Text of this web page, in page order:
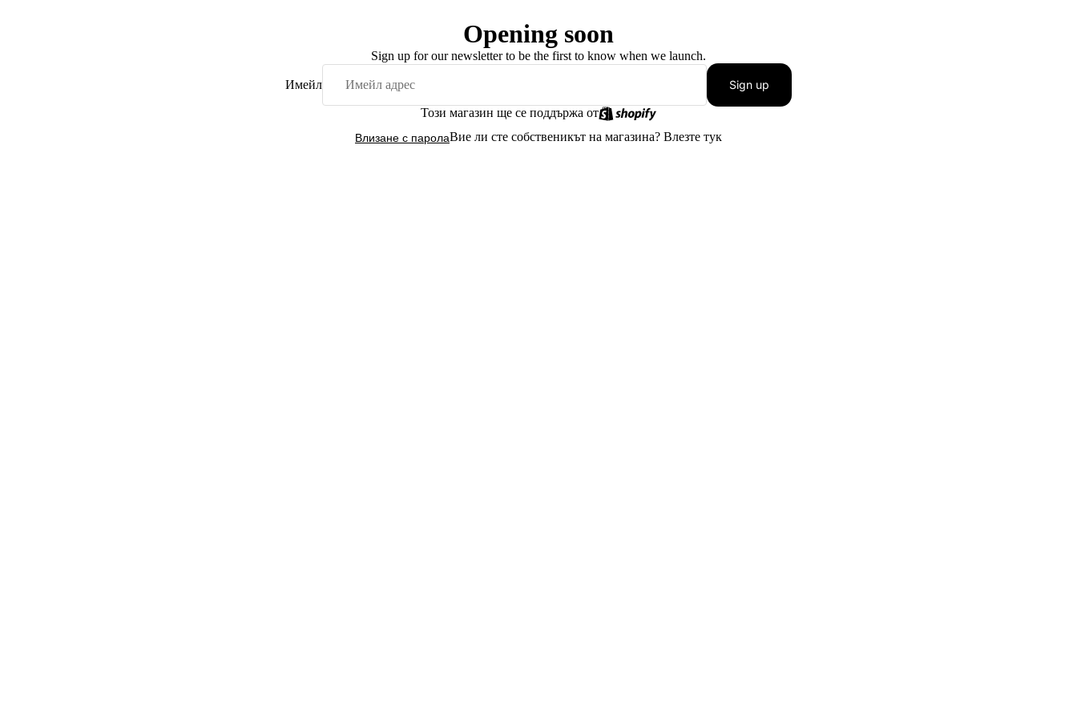
Opening soon
Sign up for our newsletter to be the first to know when we launch.
Имейл Sign up
Този магазин ще се поддържа от
Влизане с паролаВие ли сте собственикът на магазина? Влезте тук